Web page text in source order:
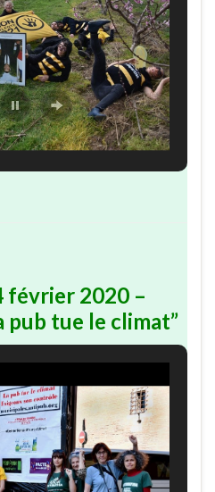
février 2020 –
pub tue le climat”